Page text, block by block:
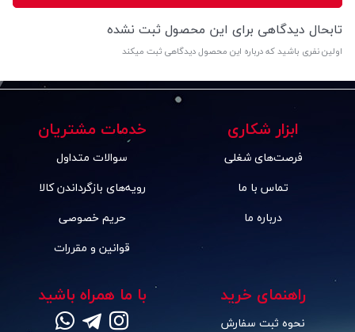
تابحال دیدگاهی برای این محصول ثبت نشده
اولین نفری باشید که درباره این محصول دیدگاهی ثبت میکند
ابزار شکاری
فرصت‌های شغلی
تماس با ما
درباره ما
خدمات مشتریان
سوالات متداول
رویه‌های بازگرداندن کالا
حریم خصوصی
قوانین و مقررات
راهنمای خرید
نحوه ثبت سفارش
با ما همراه باشید